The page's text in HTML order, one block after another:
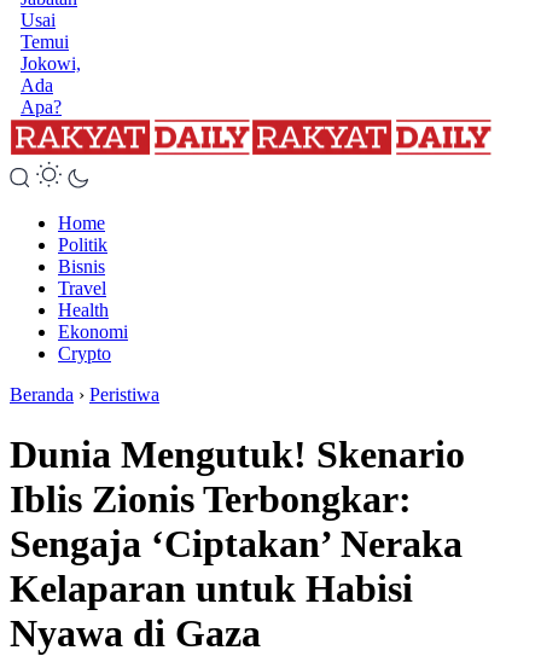
Usai
Temui
Jokowi,
Ada
Apa?
Home
Politik
Bisnis
Travel
Health
Ekonomi
Crypto
Beranda › Peristiwa
Dunia Mengutuk! Skenario
Iblis Zionis Terbongkar:
Sengaja ‘Ciptakan’ Neraka
Kelaparan untuk Habisi
Nyawa di Gaza